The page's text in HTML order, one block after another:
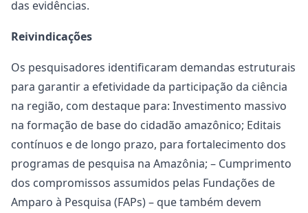
das evidências.
Reivindicações
Os pesquisadores identificaram demandas estruturais
para garantir a efetividade da participação da ciência
na região, com destaque para: Investimento massivo
na formação de base do cidadão amazônico; Editais
contínuos e de longo prazo, para fortalecimento dos
programas de pesquisa na Amazônia; – Cumprimento
dos compromissos assumidos pelas Fundações de
Amparo à Pesquisa (FAPs) – que também devem